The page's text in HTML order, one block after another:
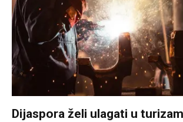
Dijaspora želi ulagati u